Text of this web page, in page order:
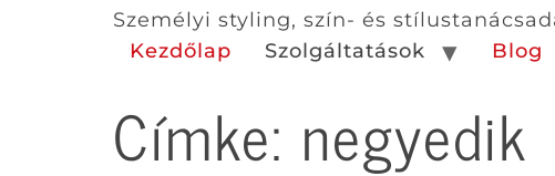
Személyi styling, szín- és
Kezdőlap
Szolgáltatások Blog
Címke: negyedik